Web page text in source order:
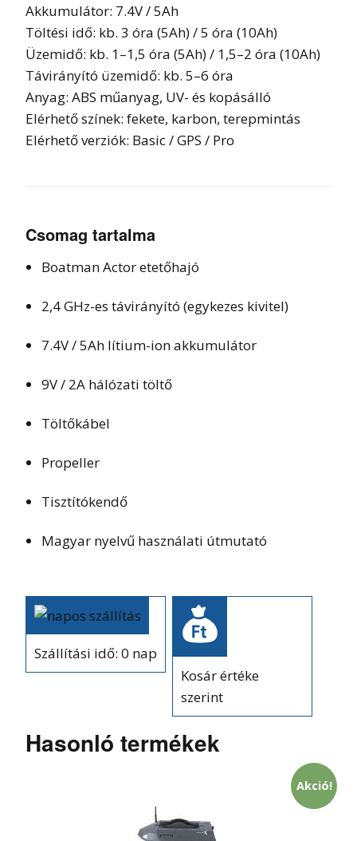
Akkumulátor: 7.4V / 5Ah
Töltési idő: kb. 3 óra (5Ah) / 5 óra (10Ah)
Üzemidő: kb. 1–1,5 óra (5Ah) / 1,5–2 óra (10Ah)
Távirányító üzemidő: kb. 5–6 óra
Anyag: ABS műanyag, UV- és kopásálló
Elérhető színek: fekete, karbon, terepmintás
Elérhető verziók: Basic / GPS / Pro
Csomag tartalma
Boatman Actor etetőhajó
2,4 GHz-es távirányító (egykezes kivitel)
7.4V / 5Ah lítium-ion akkumulátor
9V / 2A hálózati töltő
Töltőkábel
Propeller
Tisztítókendő
Magyar nyelvű használati útmutató
Szállítási idő: 0 nap
Kosár értéke
szerint
Hasonló termékek
Akció!